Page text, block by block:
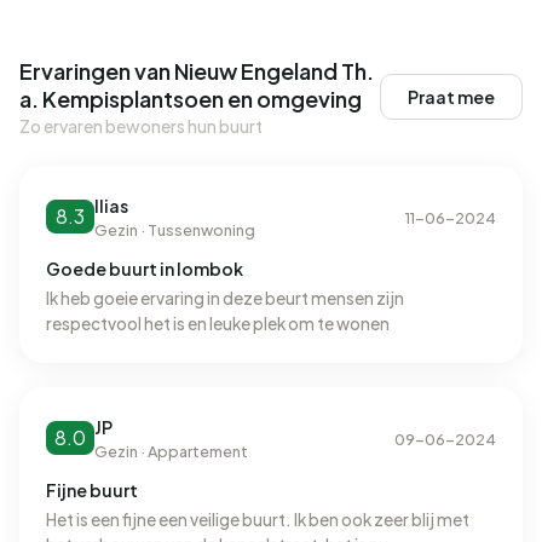
Ervaringen van Nieuw Engeland Th.
a. Kempisplantsoen en omgeving
Zo ervaren bewoners hun buurt
Praat mee
8.3 Ilias
Gezin · Tussenwoning
11-06-2024
Goede buurt in lombok
Ik heb goeie ervaring in deze beurt mensen zijn
respectvool het is en leuke plek om te wonen
8.0 JP
Gezin · Appartement
09-06-2024
Fijne buurt
Het is een fijne een veilige buurt. Ik ben ook zeer blij met